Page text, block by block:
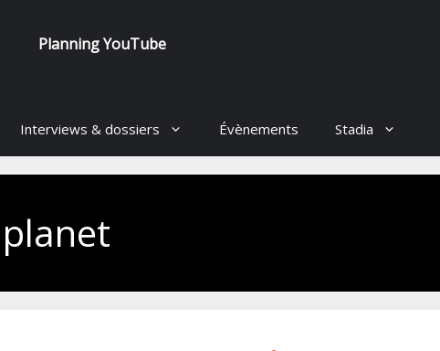
Planning YouTube
Interviews & dossiers Évènements Stadia